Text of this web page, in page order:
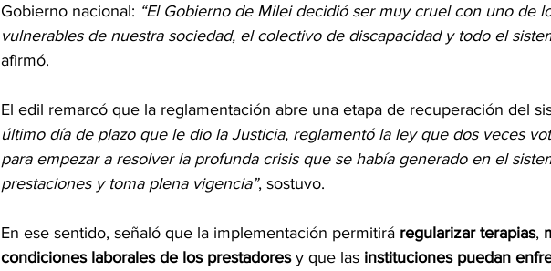
Gobierno nacional: “El Gobierno de Milei decidió ser muy cruel con uno de
vulnerables de nuestra sociedad, el colectivo de discapacidad y todo el
afirmó.
El edil remarcó que la reglamentación abre una etapa de recuperación del
último día de plazo que le dio la Justicia, reglamentó la ley que dos veces
para empezar a resolver la profunda crisis que se había generado en el
prestaciones y toma plena vigencia”, sostuvo.
En ese sentido, señaló que la implementación permitirá regularizar terapias,
condiciones laborales de los prestadores y que las instituciones puedan